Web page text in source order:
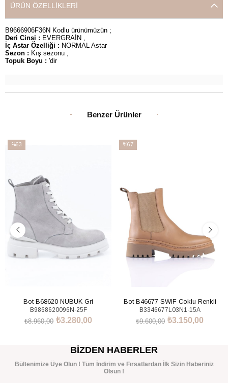
ÜRÜN ÖZELLIKLERI
B9666906F36N Kodlu ürünümüzün ;
Deri Cinsi : EVERGRAİN ,
İç Astar Özelliği : NORMAL Astar
Sezon : Kış sezonu ,
Topuk Boyu : 'dir
Benzer Ürünler
%63
Bot B68620 NUBUK Gri
B9868620096N-25F
₺3.280,00
₺8.960,00
%67
Bot B46677 SWIF Çoklu Renkli
B3346677L03N1-15A
₺3.150,00
₺9.600,00
BIZDEN HABERLER
Bültenimize Üye Olun ! Tüm İndirim ve Fırsatlardan İlk Sizin Haberiniz
Olsun !